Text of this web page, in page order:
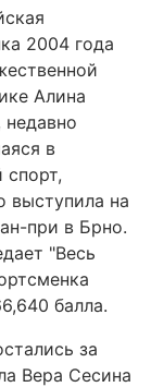
2004 года
Алина
недавно
в
выступила на
при в Брно.
"Весь
балла.
за
Вера Сесина